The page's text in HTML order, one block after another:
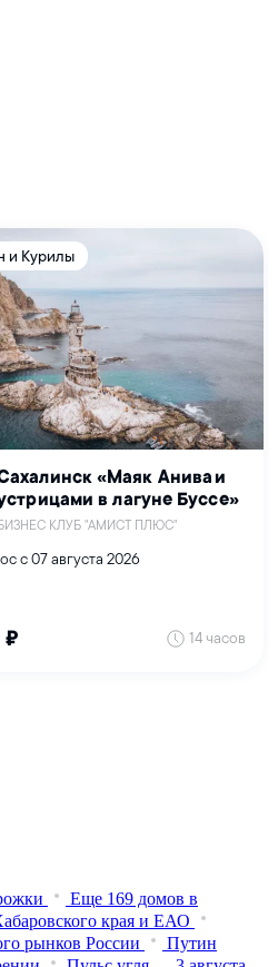
Еще 169 домов в
края и ЕАО
рынков России
Путин